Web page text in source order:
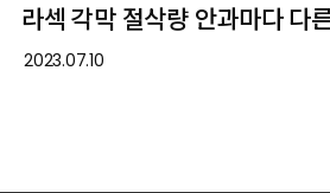
라섹 각막 절삭량 안과마다 다
2023.07.10